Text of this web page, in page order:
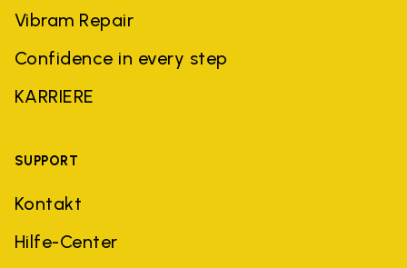
Vibram Repair
Confidence in every step
KARRIERE
SUPPORT
Kontakt
Hilfe-Center